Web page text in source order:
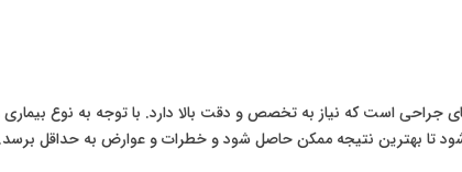
است که نیاز به تخصص و دقت بالا دارد. با توجه به نوع
تا بهترین نتیجه ممکن حاصل شود و خطرات و عوارض به حداقل برسد.